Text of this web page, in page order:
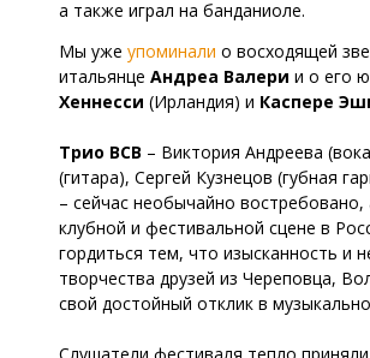
а также играл на банданиоле.
Мы уже упоминали о восходящей
итальянце Андреа Валери и о его
Хеннесси (Ирландия) и Каспере
Трио ВСВ – Виктория Андреева
(гитара), Сергей Кузнецов (губная
– сейчас необычайно востребовано,
клубной и фестивальной сцене в
гордиться тем, что изысканность и
творчества друзей из Череповца,
свой достойный отклик в